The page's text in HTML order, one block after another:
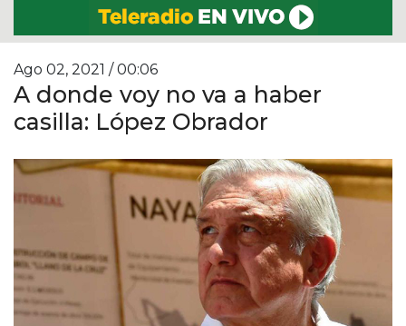
Ago 02, 2021 / 00:06
A donde voy no va a haber
casilla: López Obrador